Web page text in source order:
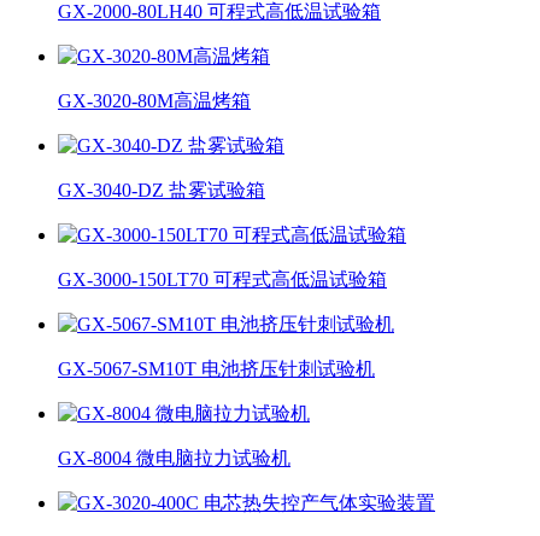
GX-2000-80LH40 可程式高低温试验箱
GX-3020-80M高温烤箱
GX-3040-DZ 盐雾试验箱
GX-3000-150LT70 可程式高低温试验箱
GX-5067-SM10T 电池挤压针刺试验机
GX-8004 微电脑拉力试验机